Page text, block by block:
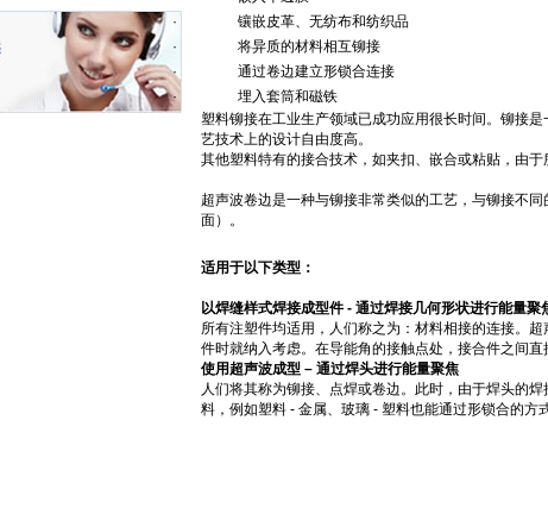
· 镶嵌皮革、无纺布和纺织品
· 将异质的材料相互铆接
· 通过卷边建立形锁合连接
· 埋入套筒和磁铁
塑料铆接在工业生产领域已成功应用很长时间。铆接
艺技术上的设计自由度高。
其他塑料特有的接合技术，如夹扣、嵌合或粘贴，由
超声波卷边是一种与铆接非常类似的工艺，与铆接不
面）。
适用于以下类型：
以焊缝样式焊接成型件- 通过焊接几何形状进行能量聚
所有注塑件均适用，人们称之为：材料相接的连接。
件时就纳入考虑。在导能角的接触点处，接合件之间直
使用超声波成型– 通过焊头进行能量聚焦
人们将其称为铆接、点焊或卷边。此时，由于焊头的
料，例如塑料 - 金属、玻璃 - 塑料也能通过形锁合的方